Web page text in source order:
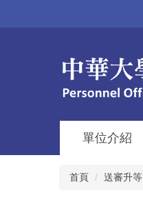
:::
單位介紹
首頁 送審升等